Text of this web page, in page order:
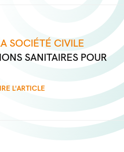
SOCIÉTÉ CIVILE
SANITAIRES POUR
L'ARTICLE